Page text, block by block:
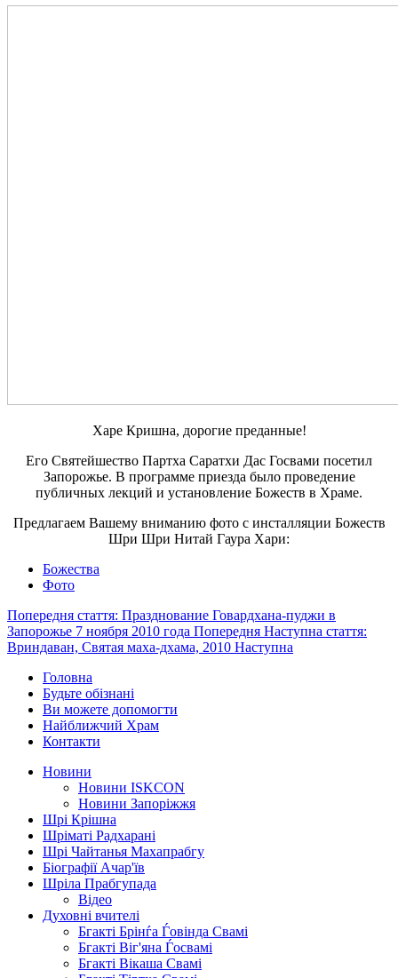
Харе Кришна, дорогие преданные!
Его Святейшество Партха Саратхи Дас Госвами посетил
Запорожье. В программе приезда было проведение
публичных лекций и установление Божеств в Храме.
Предлагаем Вашему вниманию фото с инсталляции Божеств
Шри Шри Нитай Гаура Хари:
Божества
Фото
Попередня стаття: Празднование Говардхана-пуджи в
Запорожье 7 ноября 2010 года Попередня Наступна стаття:
Вриндаван, Святая маха-дхама, 2010 Наступна
Головна
Будьте обізнані
Ви можете допомогти
Найближчий Храм
Контакти
Новини
Новини ISKCON
Новини Запоріжжя
Шрі Крішна
Шріматі Радхарані
Шрі Чайтанья Махапрабгу
Біографії Ачар'їв
Шріла Прабгупада
Відео
Духовні вчителі
Бгакті Брінѓа Ѓовінда Свамі
Бгакті Віг'яна Ѓосвамі
Бгакті Вікаша Свамі